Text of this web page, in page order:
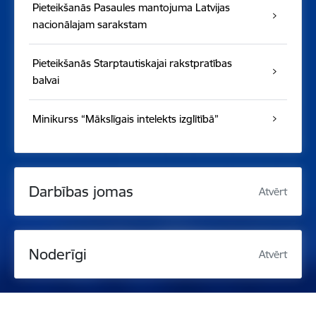
Pieteikšanās Pasaules mantojuma Latvijas
nacionālajam sarakstam
Pieteikšanās Starptautiskajai rakstpratības
balvai
Minikurss “Mākslīgais intelekts izglītībā”
Darbības jomas Atvērt
Noderīgi Atvērt